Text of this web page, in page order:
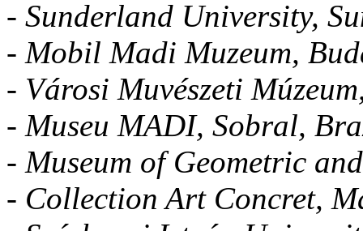
- Sunderland University,
- Mobil Madi Muzeum,
- Városi Muvészeti
- Museu MADI, Sobral,
- Museum of Geometric
- Collection Art Concret,